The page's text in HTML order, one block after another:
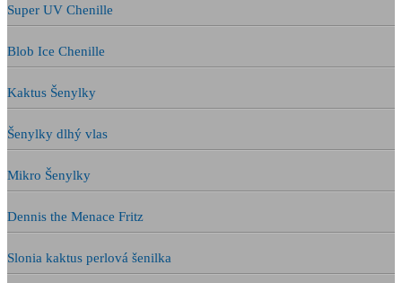
Super UV Chenille
Blob Ice Chenille
Kaktus Šenylky
Šenylky dlhý vlas
Mikro Šenylky
Dennis the Menace Fritz
Slonia kaktus perlová šenilka